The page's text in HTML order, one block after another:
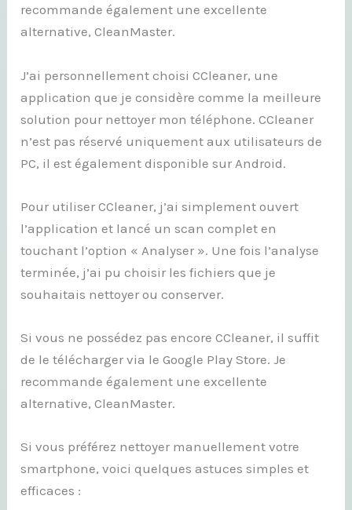
recommande également une excellente
alternative, CleanMaster.
J’ai personnellement choisi CCleaner, une
application que je considère comme la meilleure
solution pour nettoyer mon téléphone. CCleaner
n’est pas réservé uniquement aux utilisateurs de
PC, il est également disponible sur Android.
Pour utiliser CCleaner, j’ai simplement ouvert
l’application et lancé un scan complet en
touchant l’option « Analyser ». Une fois l’analyse
terminée, j’ai pu choisir les fichiers que je
souhaitais nettoyer ou conserver.
Si vous ne possédez pas encore CCleaner, il suffit
de le télécharger via le Google Play Store. Je
recommande également une excellente
alternative, CleanMaster.
Si vous préférez nettoyer manuellement votre
smartphone, voici quelques astuces simples et
efficaces :